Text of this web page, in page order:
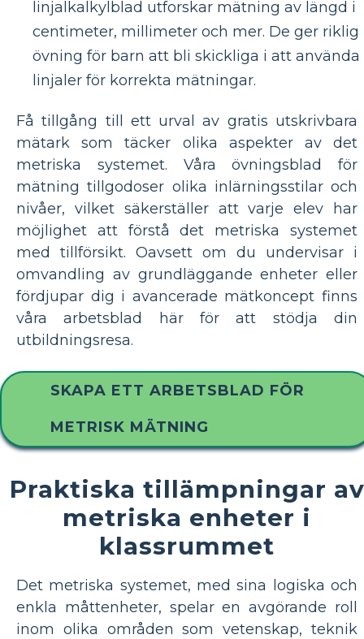
linjalkalkylblad utforskar mätning av längd i
centimeter, millimeter och mer. De ger riklig
övning för barn att bli skickliga i att använda
linjaler för korrekta mätningar.
Få tillgång till ett urval av gratis utskrivbara
mätark som täcker olika aspekter av det
metriska systemet. Våra övningsblad för
mätning tillgodoser olika inlärningsstilar och
nivåer, vilket säkerställer att varje elev har
möjlighet att förstå det metriska systemet
med tillförsikt. Oavsett om du undervisar i
omvandling av grundläggande enheter eller
fördjupar dig i avancerade mätkoncept finns
våra arbetsblad här för att stödja din
utbildningsresa.
SKAPA ETT ARBETSBLAD FÖR
METRISK MÄTNING
Praktiska tillämpningar av
metriska enheter i
klassrummet
Det metriska systemet, med sina logiska och
enkla måttenheter, spelar en avgörande roll
inom olika områden som vetenskap, teknik